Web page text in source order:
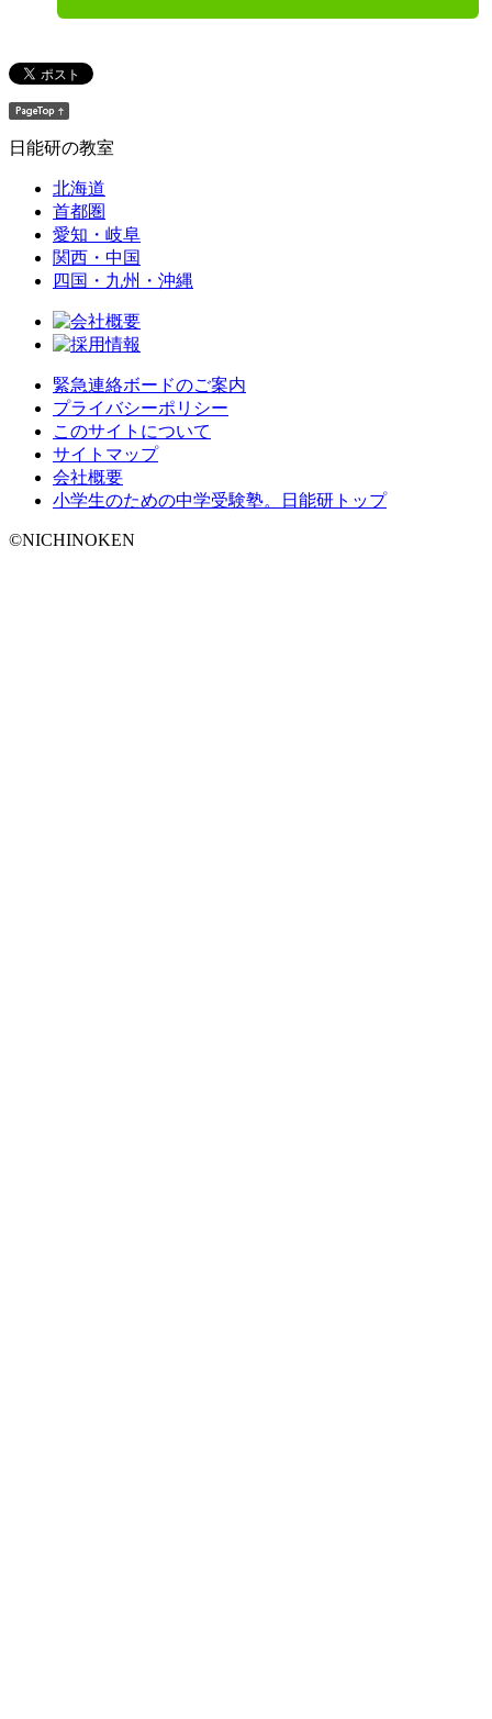
日能研の教室
北海道
首都圏
愛知・岐阜
関西・中国
四国・九州・沖縄
緊急連絡ボードのご案内
プライバシーポリシー
このサイトについて
サイトマップ
会社概要
小学生のための中学受験塾。日能研トップ
©NICHINOKEN